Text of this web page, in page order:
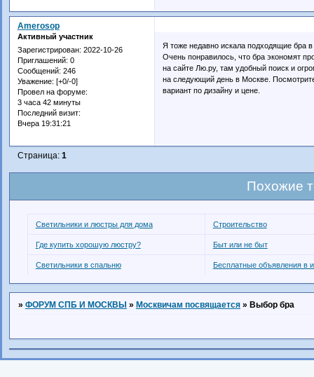
Amerosop
Активный участник
Зарегистрирован: 2022-10-26
Приглашений: 0
Сообщений: 246
Уважение: [+0/-0]
Провел на форуме:
3 часа 42 минуты
Последний визит:
Вчера 19:31:21
Я тоже недавно искала подходящие бра
Очень понравилось, что бра экономят
на сайте Лю.ру, там удобный поиск и
на следующий день в Москве.
вариант по дизайну и цене.
Страница: 1
Похожие
Светильники и люстры для дома Строительство
Где купить хорошую люстру? Быт или не быт
Светильники в спальню Бесплатные объявления в
» ФОРУМ СПБ И МОСКВЫ » Москвичам посвящается » Выбор бра